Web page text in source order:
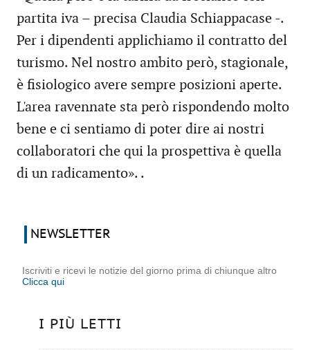
partita iva – precisa Claudia Schiappacase -.
Per i dipendenti applichiamo il contratto del
turismo. Nel nostro ambito però, stagionale,
è fisiologico avere sempre posizioni aperte.
L'area ravennate sta però rispondendo molto
bene e ci sentiamo di poter dire ai nostri
collaboratori che qui la prospettiva è quella
di un radicamento». .
NEWSLETTER
Iscriviti e ricevi le notizie del giorno prima di chiunque altro
Clicca qui
I PIÙ LETTI